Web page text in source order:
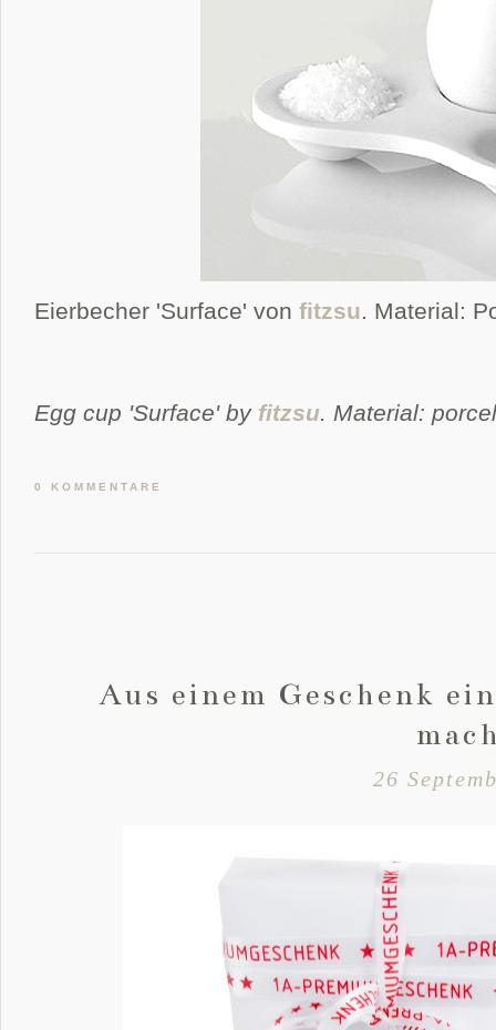
Eierbecher 'Surface' von fitzsu. Material:
Egg cup 'Surface' by fitzsu. Material:
0 KOMMENTARE
Aus einem Geschenk
26